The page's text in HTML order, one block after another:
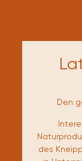
Den
des